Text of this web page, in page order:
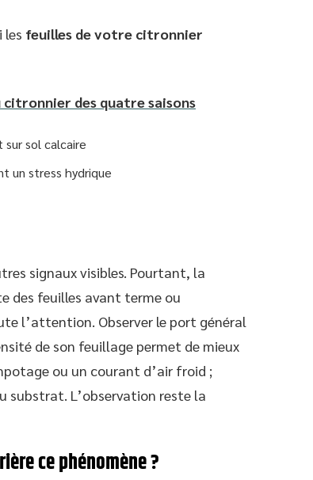
les feuilles de votre citronnier
citronnier des quatre saisons
sol calcaire
un stress hydrique
signaux visibles. Pourtant, la
des feuilles avant terme ou
l’attention. Observer le port général
de son feuillage permet de mieux
ou un courant d’air froid ;
substrat. L’observation reste la
ce phénomène ?